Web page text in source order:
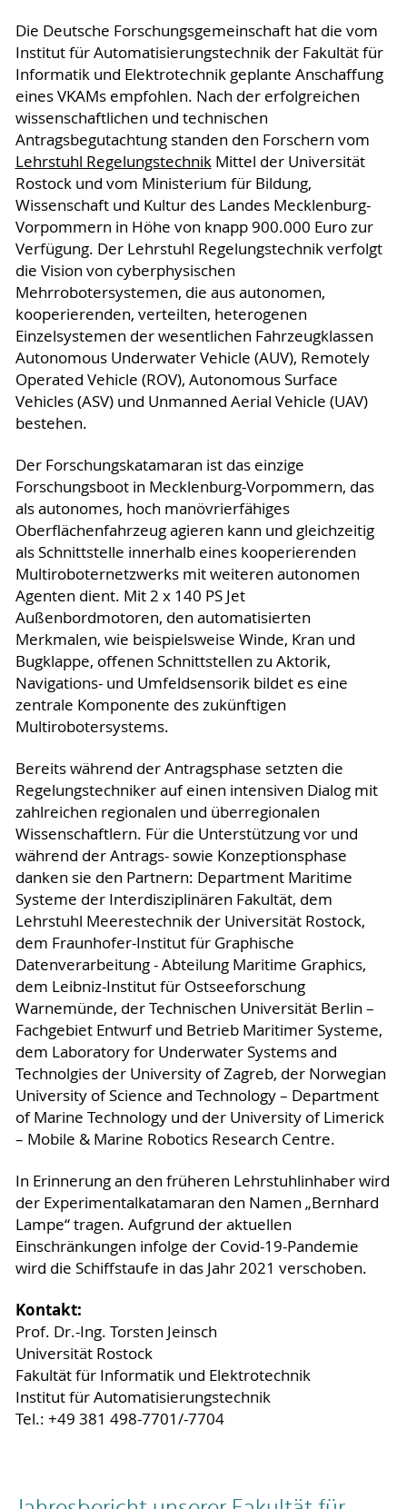
Die Deutsche Forschungsgemeinschaft hat die vom
Institut für Automatisierungstechnik der Fakultät für
Informatik und Elektrotechnik geplante Anschaffung
eines VKAMs empfohlen. Nach der erfolgreichen
wissenschaftlichen und technischen
Antragsbegutachtung standen den Forschern vom
Lehrstuhl RegelungstechnikMittel der Universität
Rostock und vom Ministerium für Bildung,
Wissenschaft und Kultur des Landes Mecklenburg-
Vorpommern in Höhe von knapp 900.000 Euro zur
Verfügung. Der Lehrstuhl Regelungstechnik verfolgt
die Vision von cyberphysischen
Mehrrobotersystemen, die aus autonomen,
kooperierenden, verteilten, heterogenen
Einzelsystemen der wesentlichen Fahrzeugklassen
Autonomous Underwater Vehicle (AUV), Remotely
Operated Vehicle (ROV), Autonomous Surface
Vehicles (ASV) und Unmanned Aerial Vehicle (UAV)
bestehen.
Der Forschungskatamaran ist das einzige
Forschungsboot in Mecklenburg-Vorpommern, das
als autonomes, hoch manövrierfähiges
Oberflächenfahrzeug agieren kann und gleichzeitig
als Schnittstelle innerhalb eines kooperierenden
Multiroboternetzwerks mit weiteren autonomen
Agenten dient. Mit 2 x 140 PS Jet
Außenbordmotoren, den automatisierten
Merkmalen, wie beispielsweise Winde, Kran und
Bugklappe, offenen Schnittstellen zu Aktorik,
Navigations- und Umfeldsensorik bildet es eine
zentrale Komponente des zukünftigen
Multirobotersystems.
Bereits während der Antragsphase setzten die
Regelungstechniker auf einen intensiven Dialog mit
zahlreichen regionalen und überregionalen
Wissenschaftlern. Für die Unterstützung vor und
während der Antrags- sowie Konzeptionsphase
danken sie den Partnern: Department Maritime
Systeme der Interdisziplinären Fakultät, dem
Lehrstuhl Meerestechnik der Universität Rostock,
dem Fraunhofer-Institut für Graphische
Datenverarbeitung - Abteilung Maritime Graphics,
dem Leibniz-Institut für Ostseeforschung
Warnemünde, der Technischen Universität Berlin –
Fachgebiet Entwurf und Betrieb Maritimer Systeme,
dem Laboratory for Underwater Systems and
Technolgies der University of Zagreb, der Norwegian
University of Science and Technology – Department
of Marine Technology und der University of Limerick
– Mobile & Marine Robotics Research Centre.
In Erinnerung an den früheren Lehrstuhlinhaber wird
der Experimentalkatamaran den Namen „Bernhard
Lampe“ tragen. Aufgrund der aktuellen
Einschränkungen infolge der Covid-19-Pandemie
wird die Schiffstaufe in das Jahr 2021 verschoben.
Kontakt:
Prof. Dr.-Ing. Torsten Jeinsch
Universität Rostock
Fakultät für Informatik und Elektrotechnik
Institut für Automatisierungstechnik
Tel.: +49 381 498-7701/-7704